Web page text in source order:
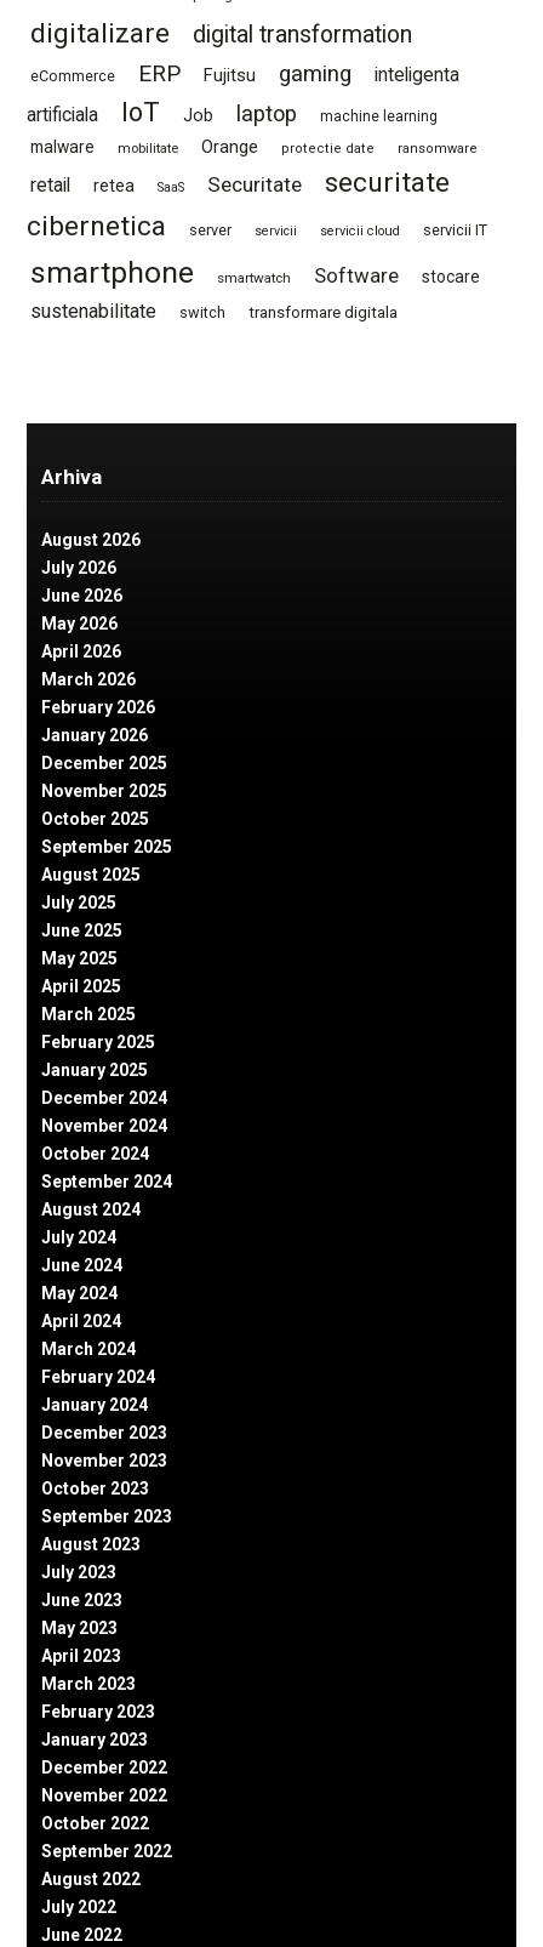
digitalizare digital transformation
eCommerce ERP Fujitsu gaming
inteligenta
artificiala
IoT Job laptop machine learning
malware mobilitate Orange protectie date ransomware
retail retea SaaS Securitate
securitate
cibernetica
server servicii servicii cloud servicii IT
smartphone smartwatch Software stocare
sustenabilitate switch transformare digitala
Arhiva
August 2026
July 2026
June 2026
May 2026
April 2026
March 2026
February 2026
January 2026
December 2025
November 2025
October 2025
September 2025
August 2025
July 2025
June 2025
May 2025
April 2025
March 2025
February 2025
January 2025
December 2024
November 2024
October 2024
September 2024
August 2024
July 2024
June 2024
May 2024
April 2024
March 2024
February 2024
January 2024
December 2023
November 2023
October 2023
September 2023
August 2023
July 2023
June 2023
May 2023
April 2023
March 2023
February 2023
January 2023
December 2022
November 2022
October 2022
September 2022
August 2022
July 2022
June 2022